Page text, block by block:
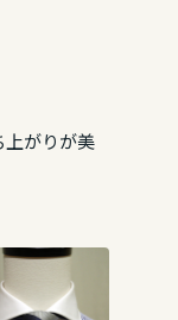
上がりが美